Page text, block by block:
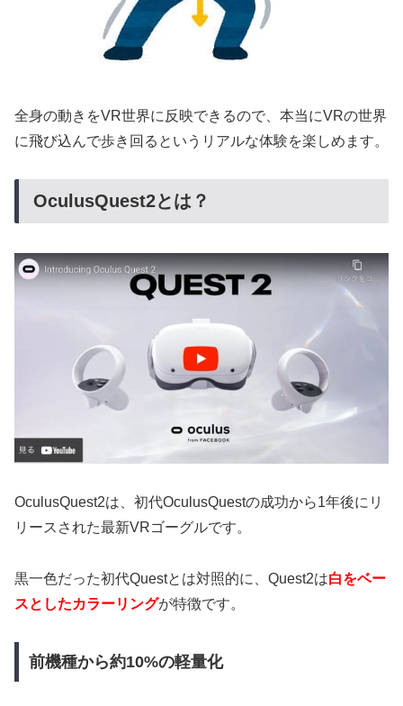
全身の動きをVR世界に反映できるので、本当にVRの世界
に飛び込んで歩き回るというリアルな体験を楽しめます。
OculusQuest2とは？
OculusQuest2は、初代OculusQuestの成功から1年後にリ
リースされた最新VRゴーグルです。
黒一色だった初代Questとは対照的に、Quest2は白をベー
スとしたカラーリングが特徴です。
前機種から約10%の軽量化